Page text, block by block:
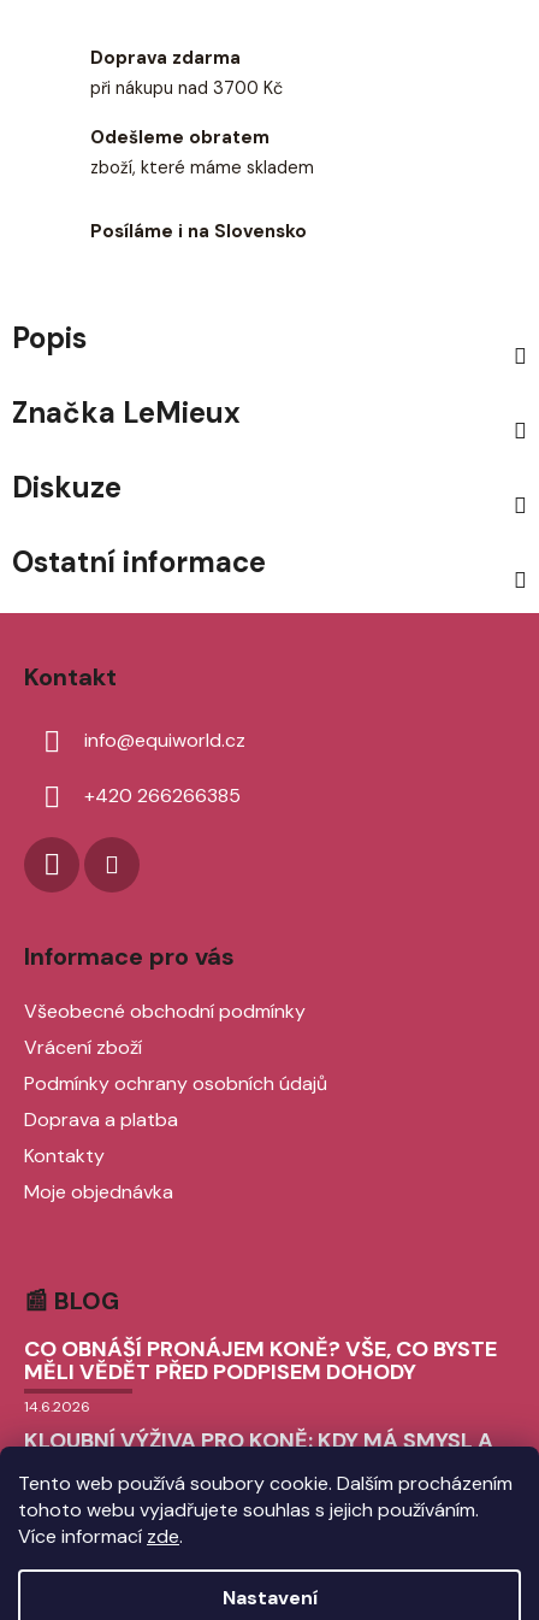
Tento web používá soubory cookie. Dalším procházením
tohoto webu vyjadřujete souhlas s jejich používáním.
Více informací zde.
Nastavení
Doprava zdarma
při nákupu nad 3700 Kč
Odešleme obratem
zboží, které máme skladem
Posíláme i na Slovensko
Popis
Značka LeMieux
Diskuze
Ostatní informace
Kontakt
info@equiworld.cz
+420 266266385
Informace pro vás
Všeobecné obchodní podmínky
Vrácení zboží
Podmínky ochrany osobních údajů
Doprava a platba
Kontakty
Moje objednávka
📰 BLOG
CO OBNÁŠÍ PRONÁJEM KONĚ? VŠE, CO BYSTE
MĚLI VĚDĚT PŘED PODPISEM DOHODY
14.6.2026
KLOUBNÍ VÝŽIVA PRO KONĚ: KDY MÁ SMYSL A
9.6.2026
CHLADICÍ BOTY PRO KONĚ: VŠE, CO